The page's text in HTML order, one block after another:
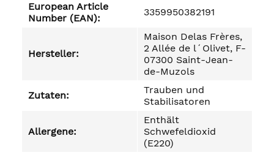
European Article
Number (EAN):
3359950382191
Hersteller:
Maison Delas Frères,
2 Allée de l´Olivet, F-
07300 Saint-Jean-
de-Muzols
Zutaten:
Trauben und
Stabilisatoren
Allergene:
Enthält
Schwefeldioxid
(E220)